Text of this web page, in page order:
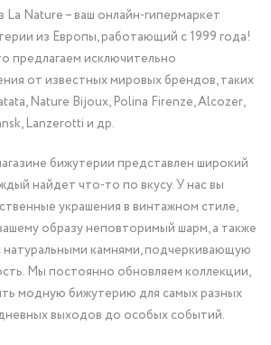
Nature – ваш онлайн-гипермаркет
из Европы, работающий с 1999 года!
предлагаем исключительно
от известных мировых брендов, таких
Nature Bijoux, Polina Firenze, Alcozer,
Lanzerotti и др.
бижутерии представлен широкий
найдет что-то по вкусу. У нас вы
украшения в винтажном стиле,
образу неповторимый шарм, а также
камнями, подчеркивающую
Мы постоянно обновляем коллекции,
модную бижутерию для самых разных
выходов до особых событий.